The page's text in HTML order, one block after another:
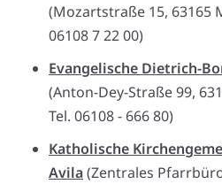
(Mozartstraße 15, 63165
06108 7 22 00)
Evangelische Dietrich-
(Anton-Dey-Straße 99,
Tel. 06108 - 666 80)
Katholische
Avila(Zentrales